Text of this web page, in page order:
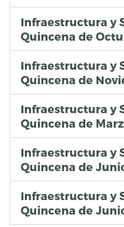
Infraestructura y
Quincena de
Infraestructura y
Quincena de
Infraestructura y
Quincena de
Infraestructura y
Quincena de
Infraestructura y
Quincena de